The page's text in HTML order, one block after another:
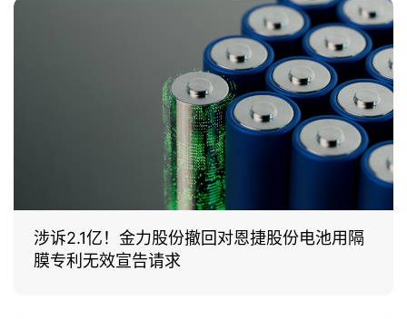
涉诉2.1亿！金力股份撤回对恩捷股份电池用隔
膜专利无效宣告请求